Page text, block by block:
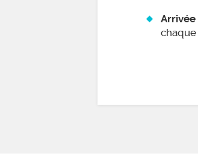
Arrivée
chaque